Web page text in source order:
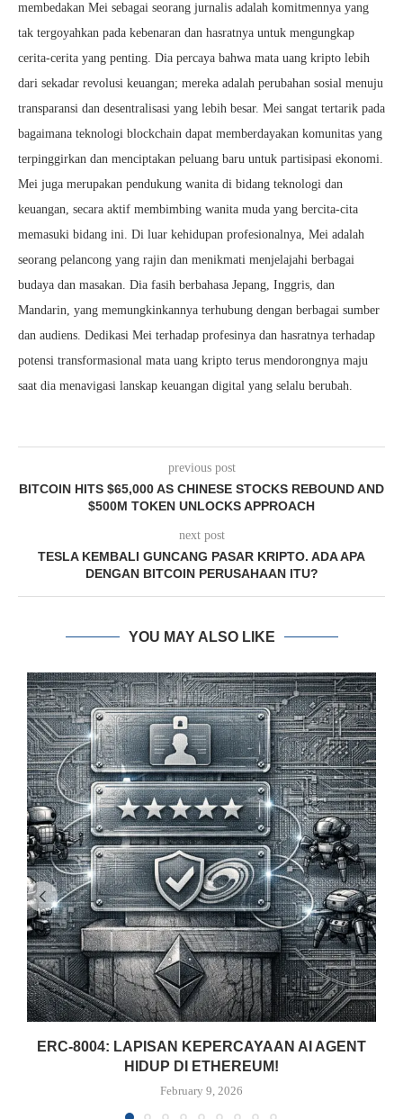
membedakan Mei sebagai seorang jurnalis adalah komitmennya yang
tak tergoyahkan pada kebenaran dan hasratnya untuk mengungkap
cerita-cerita yang penting. Dia percaya bahwa mata uang kripto lebih
dari sekadar revolusi keuangan; mereka adalah perubahan sosial menuju
transparansi dan desentralisasi yang lebih besar. Mei sangat tertarik pada
bagaimana teknologi blockchain dapat memberdayakan komunitas yang
terpinggirkan dan menciptakan peluang baru untuk partisipasi ekonomi.
Mei juga merupakan pendukung wanita di bidang teknologi dan
keuangan, secara aktif membimbing wanita muda yang bercita-cita
memasuki bidang ini. Di luar kehidupan profesionalnya, Mei adalah
seorang pelancong yang rajin dan menikmati menjelajahi berbagai
budaya dan masakan. Dia fasih berbahasa Jepang, Inggris, dan
Mandarin, yang memungkinkannya terhubung dengan berbagai sumber
dan audiens. Dedikasi Mei terhadap profesinya dan hasratnya terhadap
potensi transformasional mata uang kripto terus mendorongnya maju
saat dia menavigasi lanskap keuangan digital yang selalu berubah.
previous post
BITCOIN HITS $65,000 AS CHINESE STOCKS REBOUND AND
$500M TOKEN UNLOCKS APPROACH
next post
TESLA KEMBALI GUNCANG PASAR KRIPTO. ADA APA
DENGAN BITCOIN PERUSAHAAN ITU?
YOU MAY ALSO LIKE
ERC-8004: LAPISAN KEPERCAYAAN AI AGENT
HIDUP DI ETHEREUM!
February 9, 2026